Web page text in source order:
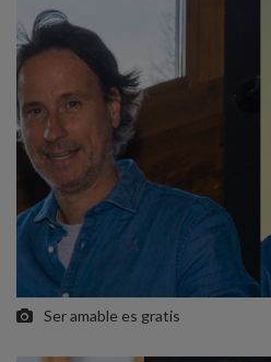
Ser amable es gratis